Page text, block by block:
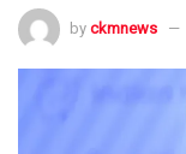
by ckmnews